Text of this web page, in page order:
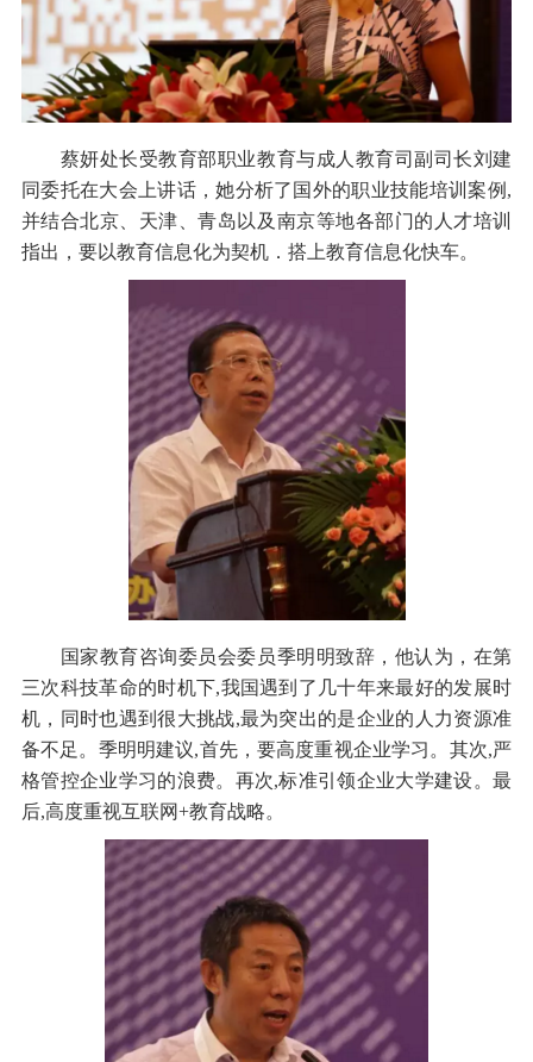
蔡妍处长受教育部职业教育与成人教育司副司长刘建
同委托在大会上讲话，她分析了国外的职业技能培训案例,
并结合北京、天津、青岛以及南京等地各部门的人才培训
指出，要以教育信息化为契机．搭上教育信息化快车。
国家教育咨询委员会委员季明明致辞，他认为，在第
三次科技革命的时机下,我国遇到了几十年来最好的发展时
机，同时也遇到很大挑战,最为突出的是企业的人力资源准
备不足。季明明建议,首先，要高度重视企业学习。其次,严
格管控企业学习的浪费。再次,标准引领企业大学建设。最
后,高度重视互联网+教育战略。